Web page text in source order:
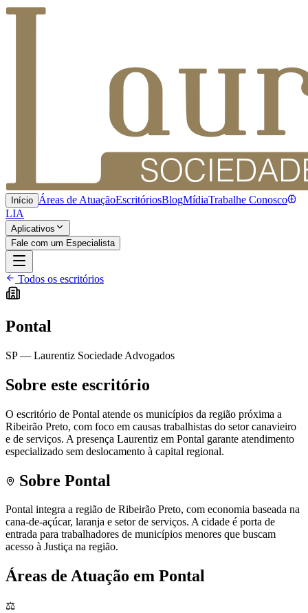
Início Áreas de AtuaçãoEscritóriosBlogMídiaTrabalhe Conosco
LIA
Aplicativos
Fale com um Especialista
Todos os escritórios
Pontal
SP— Laurentiz Sociedade Advogados
Sobre este escritório
O escritório de Pontal atende os municípios da região próxima a
Ribeirão Preto, com foco em causas trabalhistas do setor canavieiro
e de serviços. A presença Laurentiz em Pontal garante atendimento
especializado sem deslocamento à capital regional.
Sobre Pontal
Pontal integra a região de Ribeirão Preto, com economia baseada na
cana-de-açúcar, laranja e setor de serviços. A cidade é porta de
entrada para trabalhadores de municípios menores que buscam
acesso à Justiça na região.
Áreas de Atuação em Pontal
⚖️